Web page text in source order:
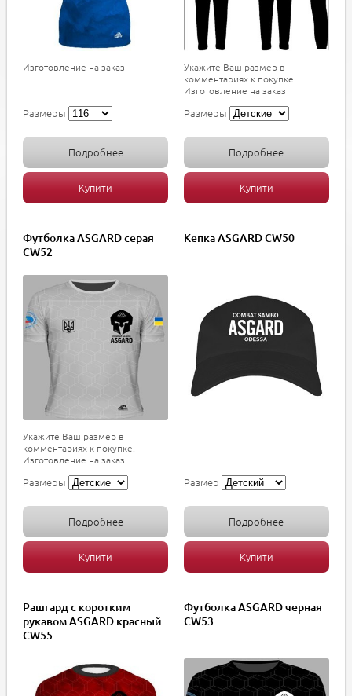
Изготовление на заказ
Размеры
Подробнее
Купити
Укажите Ваш размер в
комментариях к покупке.
Изготовление на заказ
Размеры
Подробнее
Купити
Футболка ASGARD серая
CW52
Укажите Ваш размер в
комментариях к покупке.
Изготовление на заказ
Размеры
Подробнее
Купити
Кепка ASGARD CW50
Размер
Подробнее
Купити
Рашгард с коротким
рукавом ASGARD красный
CW55
Футболка ASGARD черная
CW53